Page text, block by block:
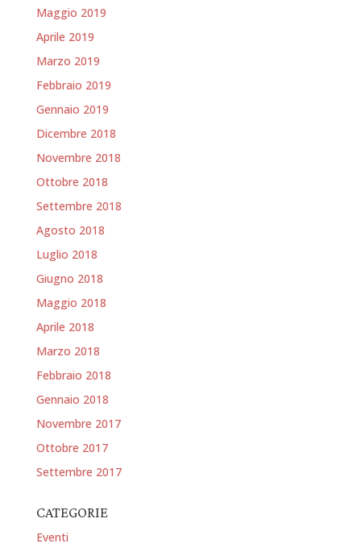
Maggio 2019
Aprile 2019
Marzo 2019
Febbraio 2019
Gennaio 2019
Dicembre 2018
Novembre 2018
Ottobre 2018
Settembre 2018
Agosto 2018
Luglio 2018
Giugno 2018
Maggio 2018
Aprile 2018
Marzo 2018
Febbraio 2018
Gennaio 2018
Novembre 2017
Ottobre 2017
Settembre 2017
CATEGORIE
Eventi